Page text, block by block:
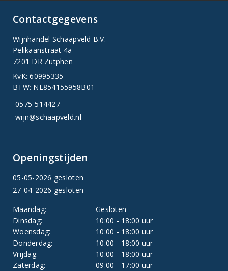
Contactgegevens
Wijnhandel Schaapveld B.V.
Pelikaanstraat 4a
7201 DR Zutphen
KvK: 60995335
BTW: NL854155958B01
0575-514427
wijn@schaapveld.nl
Openingstijden
05-05-2026 gesloten
27-04-2026 gesloten
Maandag:
Gesloten
Dinsdag:
10:00 - 18:00 uur
Woensdag:
10:00 - 18:00 uur
Donderdag:
10:00 - 18:00 uur
Vrijdag:
10:00 - 18:00 uur
Zaterdag:
09:00 - 17:00 uur